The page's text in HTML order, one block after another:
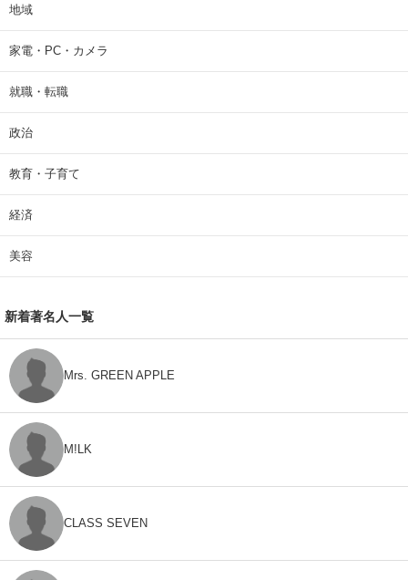
地域
家電・PC・カメラ
就職・転職
政治
教育・子育て
経済
美容
新着著名人一覧
Mrs. GREEN APPLE
M!LK
CLASS SEVEN